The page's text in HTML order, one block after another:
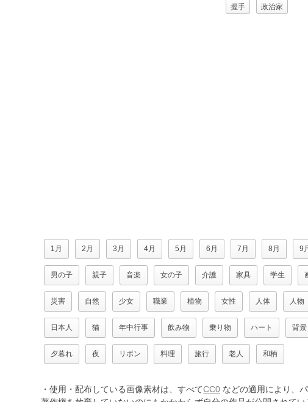
握手 政治家
1月 2月 3月 4月 5月 6月 7月 8月 9
男の子 親子 音楽 女の子 介護 家具 学生
災害 自然 少女 職業 植物 女性 人体 人物
日本人 猫 年中行事 飲み物 乗り物 ハート 背景
夕暮れ 夜 リボン 料理 旅行 老人 和柄
・使用・配布している画像素材は、すべてCC0 などの適用により、